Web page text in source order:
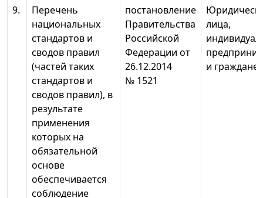
9.
Перечень
национальных
стандартов и
сводов правил
(частей таких
стандартов и
сводов правил), в
результате
применения
которых на
обязательной
основе
обеспечивается
соблюдение
постановление
Правительства
Российской
Федерации от
26.12.2014
№ 1521
лица,
и граждане